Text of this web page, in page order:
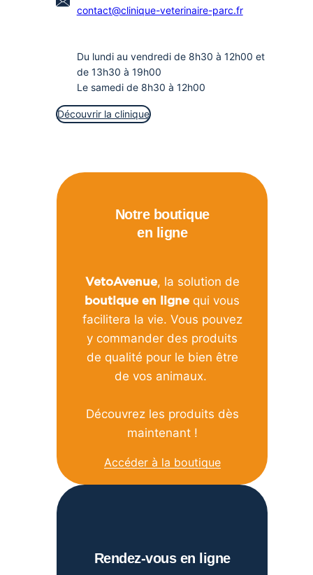
contact@clinique-veterinaire-parc.fr
Du lundi au vendredi de 8h30 à 12h00 et
de 13h30 à 19h00
Le samedi de 8h30 à 12h00
Découvrir la clinique
Notre boutique
en ligne
VetoAvenue, la solution de
boutique en lignequi vous
facilitera la vie. Vous pouvez
y commander des produits
de qualité pour le bien être
de vos animaux.
Découvrez les produits dès
maintenant !
Accéder à la boutique
Rendez-vous en ligne